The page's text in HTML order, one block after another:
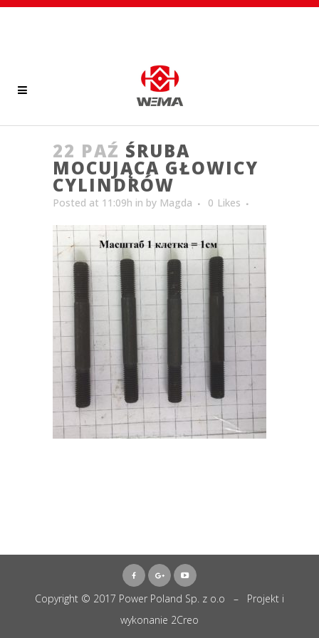
22 PAŹ ŚRUBA
MOCUJĄCA GŁOWICY
CYLINDRÓW
Posted at 11:09h in by Magda 0 Likes
Copyright © 2017 Power Poland Sp. z o.o – Projekt i
wykonanie 2Creo